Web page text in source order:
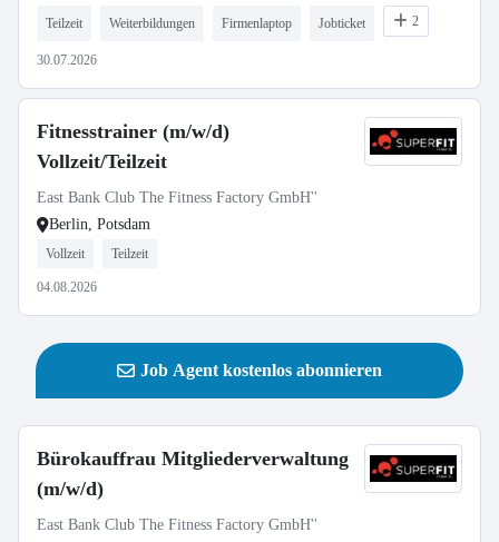
Teilzeit Weiterbildungen Firmenlaptop Jobticket 2
30.07.2026
Fitnesstrainer (m/w/d)
Vollzeit/Teilzeit
East Bank Club The Fitness Factory GmbH''
Berlin, Potsdam
Vollzeit Teilzeit
04.08.2026
Job Agent kostenlos abonnieren
Bürokauffrau Mitgliederverwaltung
(m/w/d)
East Bank Club The Fitness Factory GmbH''